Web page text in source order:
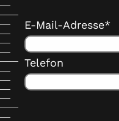
E-Mail-Adresse*
Telefon